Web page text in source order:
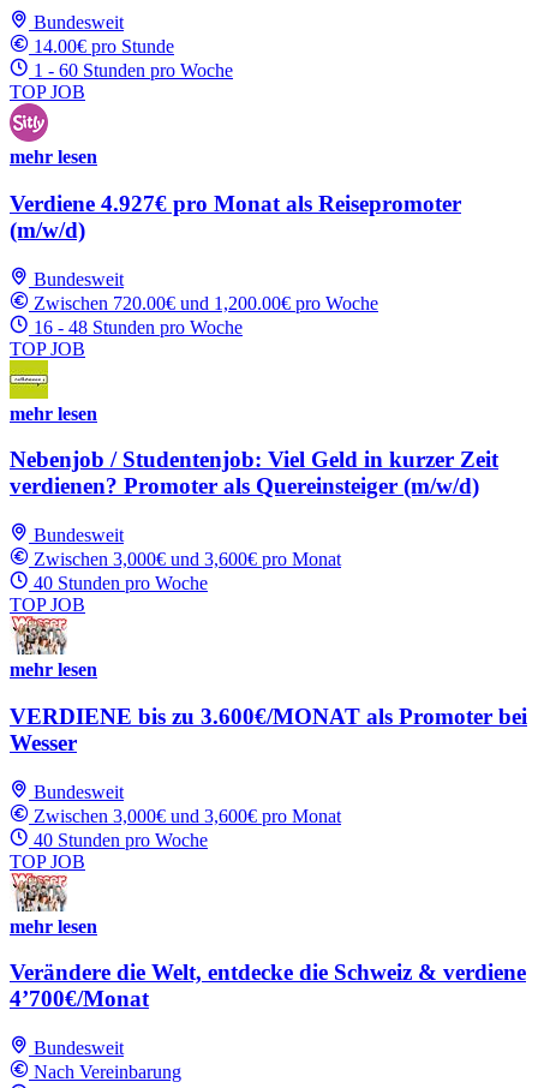
Bundesweit
14.00€ pro Stunde
1 - 60 Stunden pro Woche
TOP JOB
mehr lesen
Verdiene 4.927€ pro Monat als Reisepromoter
(m/w/d)
Bundesweit
Zwischen 720.00€ und 1,200.00€ pro Woche
16 - 48 Stunden pro Woche
TOP JOB
mehr lesen
Nebenjob / Studentenjob: Viel Geld in kurzer Zeit
verdienen? Promoter als Quereinsteiger (m/w/d)
Bundesweit
Zwischen 3,000€ und 3,600€ pro Monat
40 Stunden pro Woche
TOP JOB
mehr lesen
VERDIENE bis zu 3.600€/MONAT als Promoter bei
Wesser
Bundesweit
Zwischen 3,000€ und 3,600€ pro Monat
40 Stunden pro Woche
TOP JOB
mehr lesen
Verändere die Welt, entdecke die Schweiz & verdiene
4’700€/Monat
Bundesweit
Nach Vereinbarung